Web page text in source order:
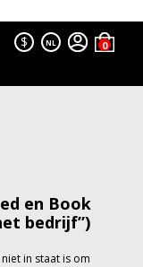
$ NL
en Book
bedrijf”)
in staat is om